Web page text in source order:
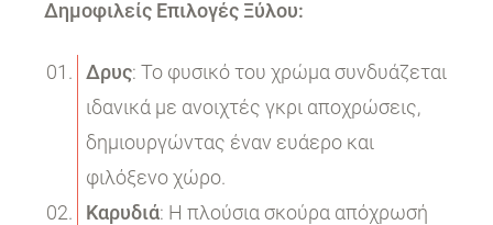
Δημοφιλείς Επιλογές Ξύλου:
Δρυς: Το φυσικό του χρώμα συνδυάζεται
ιδανικά με ανοιχτές γκρι αποχρώσεις,
δημιουργώντας έναν ευάερο και
φιλόξενο χώρο.
Καρυδιά: Η πλούσια σκούρα απόχρωσή